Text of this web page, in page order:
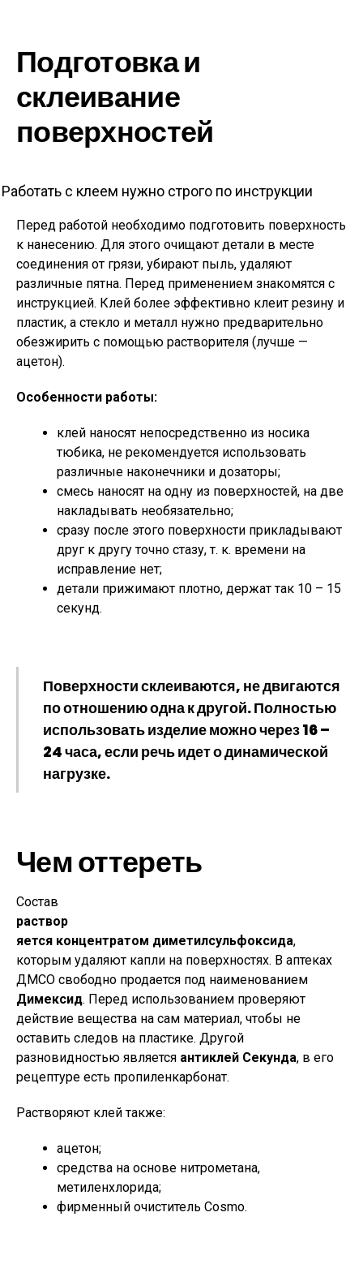
Подготовка и
склеивание
поверхностей
Работать с клеем нужно строго по инструкции
Перед работой необходимо подготовить поверхность
к нанесению. Для этого очищают детали в месте
соединения от грязи, убирают пыль, удаляют
различные пятна. Перед применением знакомятся с
инструкцией. Клей более эффективно клеит резину и
пластик, а стекло и металл нужно предварительно
обезжирить с помощью растворителя (лучше —
ацетон).
Особенности работы:
клей наносят непосредственно из носика
тюбика, не рекомендуется использовать
различные наконечники и дозаторы;
смесь наносят на одну из поверхностей, на две
накладывать необязательно;
сразу после этого поверхности прикладывают
друг к другу точно стазу, т. к. времени на
исправление нет;
детали прижимают плотно, держат так 10 – 15
секунд.
Поверхности склеиваются, не двигаются
по отношению одна к другой. Полностью
использовать изделие можно через 16 –
24 часа, если речь идет о динамической
нагрузке.
Чем оттереть
Состав
раствор
яется концентратом диметилсульфоксида,
которым удаляют капли на поверхностях. В аптеках
ДМСО свободно продается под наименованием
Димексид. Перед использованием проверяют
действие вещества на сам материал, чтобы не
оставить следов на пластике. Другой
разновидностью является антиклей Секунда, в его
рецептуре есть пропиленкарбонат.
Растворяют клей также:
ацетон;
средства на основе нитрометана,
метиленхлорида;
фирменный очиститель Cosmo.